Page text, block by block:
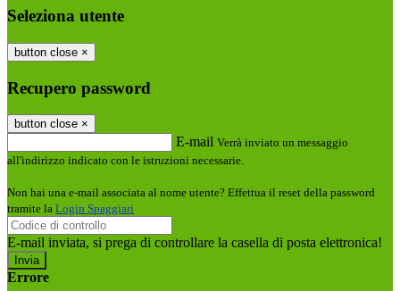
Seleziona utente
button close ×
Recupero password
button close ×
E-mail Verrà inviato un messaggio
all'indirizzo indicato con le istruzioni necessarie.
Non hai una e-mail associata al nome utente? Effettua il reset della password
tramite la Login Spaggiari
E-mail inviata, si prega di controllare la casella di posta elettronica!
Errore